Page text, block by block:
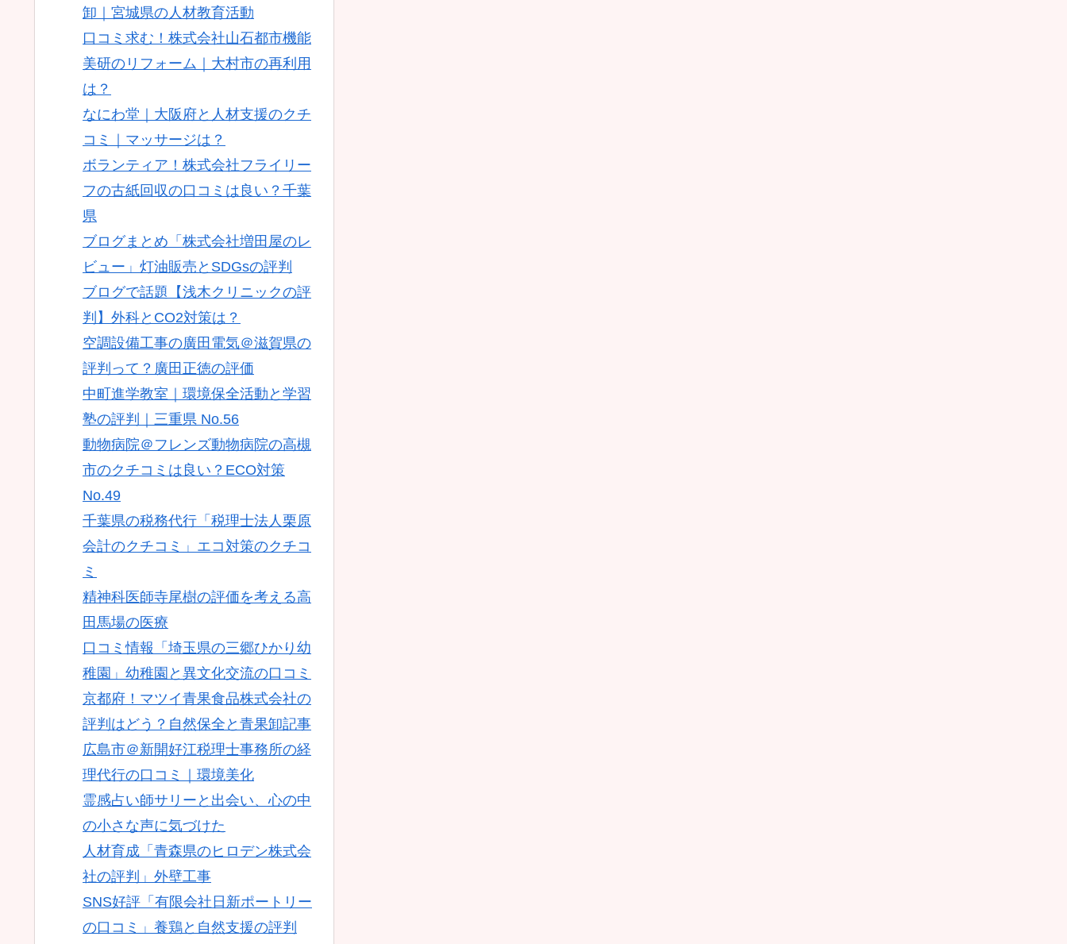
卸｜宮城県の人材教育活動
口コミ求む！株式会社山石都市機能
美研のリフォーム｜大村市の再利用
は？
なにわ堂｜大阪府と人材支援のクチ
コミ｜マッサージは？
ボランティア！株式会社フライリー
フの古紙回収の口コミは良い？千葉
県
ブログまとめ「株式会社増田屋のレ
ビュー」灯油販売とSDGsの評判
ブログで話題【浅木クリニックの評
判】外科とCO2対策は？
空調設備工事の廣田電気＠滋賀県の
評判って？廣田正徳の評価
中町進学教室｜環境保全活動と学習
塾の評判｜三重県 No.56
動物病院＠フレンズ動物病院の高槻
市のクチコミは良い？ECO対策
No.49
千葉県の税務代行「税理士法人栗原
会計のクチコミ」エコ対策のクチコ
ミ
精神科医師寺尾樹の評価を考える高
田馬場の医療
口コミ情報「埼玉県の三郷ひかり幼
稚園」幼稚園と異文化交流の口コミ
京都府！マツイ青果食品株式会社の
評判はどう？自然保全と青果卸記事
広島市＠新開好江税理士事務所の経
理代行の口コミ｜環境美化
霊感占い師サリーと出会い、心の中
の小さな声に気づけた
人材育成「青森県のヒロデン株式会
社の評判」外壁工事
SNS好評「有限会社日新ポートリー
の口コミ」養鶏と自然支援の評判